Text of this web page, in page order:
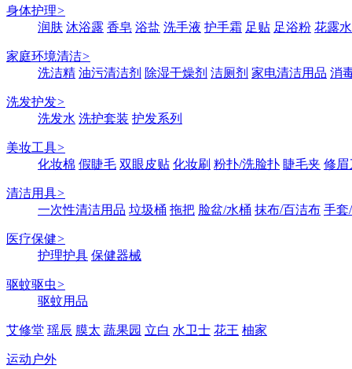
身体护理>
润肤 沐浴露 香皂 浴盐 洗手液 护手霜 足贴 足浴粉 花露水
家庭环境清洁>
洗洁精 油污清洁剂 除湿干燥剂 洁厕剂 家电清洁用品 消
洗发护发>
洗发水 洗护套装 护发系列
美妆工具>
化妆棉 假睫毛 双眼皮贴 化妆刷 粉扑/洗脸扑 睫毛夹 修眉
清洁用具>
一次性清洁用品 垃圾桶 拖把 脸盆/水桶 抹布/百洁布 手套
医疗保健>
护理护具 保健器械
驱蚊驱虫>
驱蚊用品
艾修堂 瑶辰 膜太 蔬果园 立白 水卫士 花王 柚家
运动户外